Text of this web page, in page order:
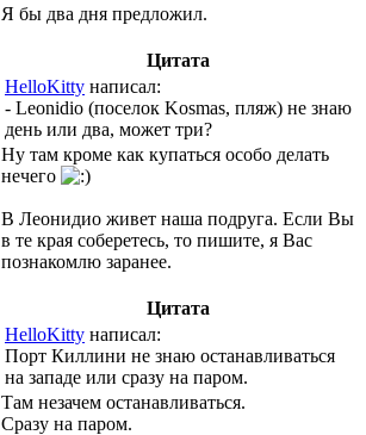
Я бы два дня предложил.
Цитата
HelloKitty написал:
- Leonidio (поселок Kosmas, пляж) не знаю
день или два, может три?
Ну там кроме как купаться особо делать
нечего
В Леонидио живет наша подруга. Если Вы
в те края соберетесь, то пишите, я Вас
познакомлю заранее.
Цитата
HelloKitty написал:
Порт Киллини не знаю останавливаться
на западе или сразу на паром.
Там незачем останавливаться.
Сразу на паром.